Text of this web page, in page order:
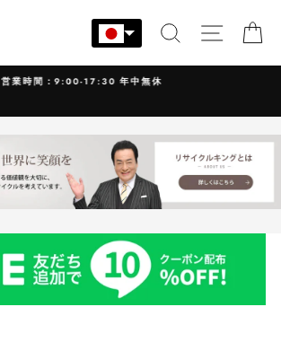
検索 サイト
営業時間：9:00-17:30 年中無休